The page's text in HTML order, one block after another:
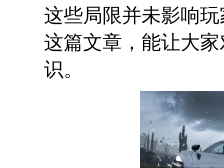
这些局限并未影响
这篇文章，能让大
识。